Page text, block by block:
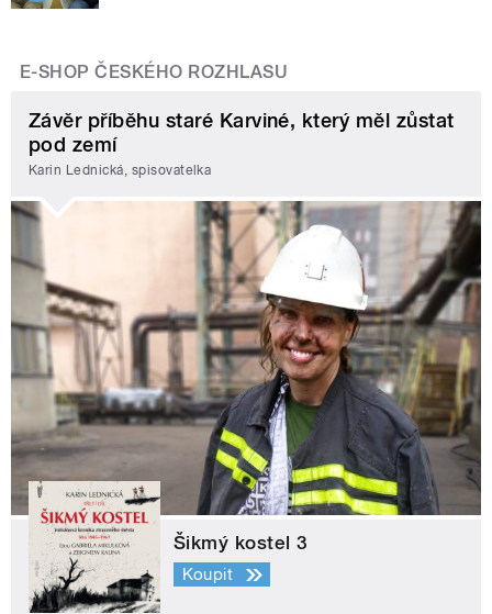
E-SHOP ČESKÉHO ROZHLASU
Závěr příběhu staré Karviné, který měl zůstat
pod zemí
Karin Lednická, spisovatelka
Šikmý kostel 3
Koupit